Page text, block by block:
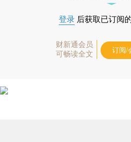
登录 后获取已订阅
财新通会员
可畅读全文
订阅/